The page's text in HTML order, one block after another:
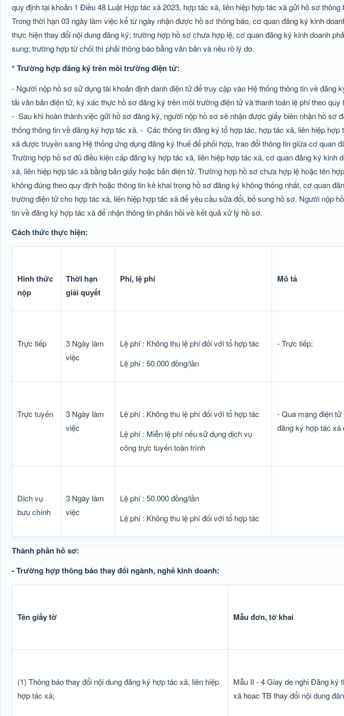
quy định tại khoản 1 Điều 48 Luật Hợp tác xã 2023, hợp tác xã, liên hiệp hợp tác xã gửi hồ sơ
Trong thời hạn 03 ngày làm việc kể từ ngày nhận được hồ sơ thông báo, cơ quan đăng ký kinh
thực hiện thay đổi nội dung đăng ký; trường hợp hồ sơ chưa hợp lệ, cơ quan đăng ký kinh doanh
sung; trường hợp từ chối thì phải thông báo bằng văn bản và nêu rõ lý do.
* Trường hợp đăng ký trên môi trường điện tử:
- Người nộp hồ sơ sử dụng tài khoản định danh điện tử để truy cập vào Hệ thống thông tin về đăng
tải văn bản điện tử, ký xác thực hồ sơ đăng ký trên môi trường điện tử và thanh toán lệ phí theo
- Sau khi hoàn thành việc gửi hồ sơ đăng ký, người nộp hồ sơ sẽ nhận được giấy biên nhận hồ sơ
thống thông tin về đăng ký hợp tác xã. - Các thông tin đăng ký tổ hợp tác, hợp tác xã, liên hiệp
xã được truyền sang Hệ thống ứng dụng đăng ký thuế để phối hợp, trao đổi thông tin giữa cơ quan
Trường hợp hồ sơ đủ điều kiện cấp đăng ký hợp tác xã, liên hiệp hợp tác xã, cơ quan đăng ký kinh
xã, liên hiệp hợp tác xã bằng bản giấy hoặc bản điện tử. Trường hợp hồ sơ chưa hợp lệ hoặc tên
không đúng theo quy định hoặc thông tin kê khai trong hồ sơ đăng ký không thống nhất, cơ quan
trường điện tử cho hợp tác xã, liên hiệp hợp tác xã để yêu cầu sửa đổi, bổ sung hồ sơ. Người nộp
tin về đăng ký hợp tác xã để nhận thông tin phản hồi về kết quả xử lý hồ sơ.
Cách thức thực hiện:
Hình thức
nộp
Thời hạn
giải quyết
Phí, lệ phí Mô tả
Trực tiếp
3 Ngày làm
việc
Lệ phí : Không thu lệ phí đối với tổ hợp tác
Lệ phí : 50.000 đồng/lần
- Trực tiếp;
Trực tuyến
3 Ngày làm
việc
Lệ phí : Không thu lệ phí đối với tổ hợp tác
Lệ phí : Miễn lệ phí nếu sử dụng dịch vụ
công trực tuyến toàn trình
- Qua mạng điện
đăng ký hợp tác xã
Dịch vụ
bưu chính
3 Ngày làm
việc
Lệ phí : 50.000 đồng/lần
Lệ phí : Không thu lệ phí đối với tổ hợp tác
Thành phần hồ sơ:
- Trường hợp thông báo thay đổi ngành, nghề kinh doanh:
Tên giấy tờ Mẫu đơn, tờ khai
(1) Thông báo thay đổi nội dung đăng ký hợp tác xã, liên hiệp
hợp tác xã;
Mẫu II - 4 Giay de nghi Đăng ký
xã hoac TB thay đổi nội dung